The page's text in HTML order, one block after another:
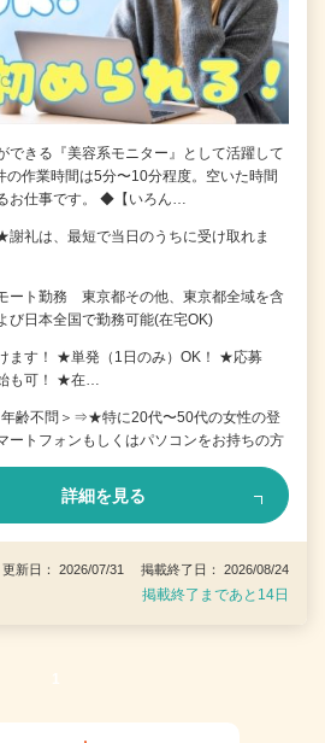
できる『美容系モニター』として活躍して
の作業時間は5分〜10分程度。空いた時間
お仕事です。 ◆【いろん…
礼は、最短で当日のうちに受け取れま
ート勤務 東京都その他、東京都全域を含
び日本全国で勤務可能(在宅OK)
ます！ ★単発（1日のみ）OK！ ★応募
も可！ ★在…
年齢不問＞⇒★特に20代〜50代の女性の登
トフォンもしくはパソコンをお持ちの方
詳細を見る
更新日： 2026/07/31 掲載終了日： 2026/08/24
掲載終了まであと14日
1